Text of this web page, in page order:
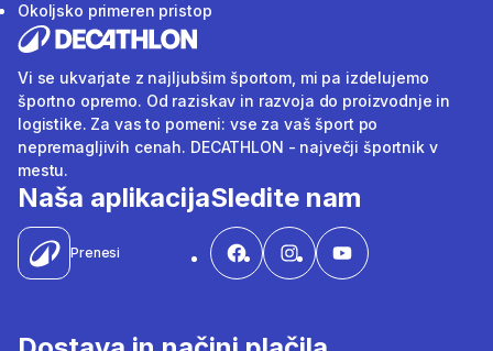
Okoljsko primeren pristop
Vi se ukvarjate z najljubšim športom, mi pa izdelujemo
športno opremo. Od raziskav in razvoja do proizvodnje in
logistike. Za vas to pomeni: vse za vaš šport po
nepremagljivih cenah. DECATHLON - največji športnik v
mestu.
Naša aplikacija
Prenesi
Sledite nam